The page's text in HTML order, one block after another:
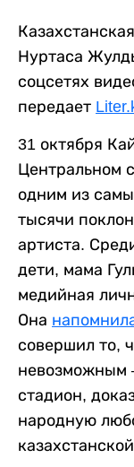
Нуртаса
соцсетях
передает
31 октября
Центральном
одним из
тысячи
артиста.
дети, мама
медийная
Она
совершил то,
невозможным
стадион,
народную